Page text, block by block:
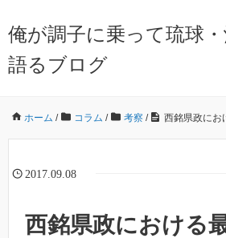
俺が調子に乗って琉球
語るブログ
ホーム / コラム / 考察 / 西銘県政にお
2017.09.08
西銘県政における